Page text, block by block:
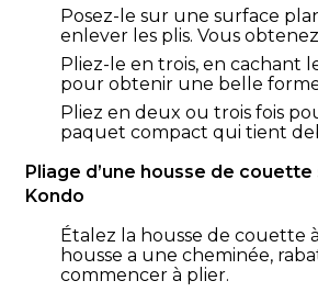
Posez-le sur une surface
enlever les plis. Vous
Pliez-le en trois, en cachant
pour obtenir une belle
Pliez en deux ou trois fois
paquet compact qui tient
Pliage d’une housse de couette
Kondo
Étalez la housse de couette
housse a une cheminée,
commencer à plier.